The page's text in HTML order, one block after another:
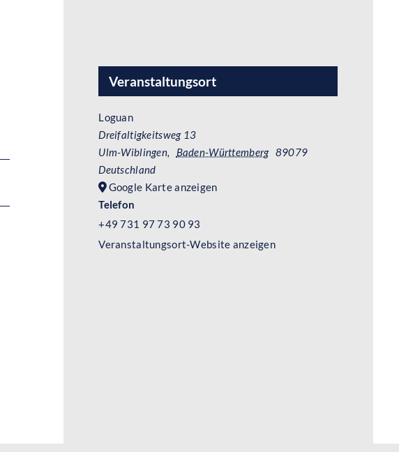
Veranstaltungsort
Loguan
Dreifaltigkeitsweg 13
Ulm-Wiblingen, Baden-Württemberg 89079
Deutschland
Google Karte anzeigen
Telefon
+49 731 97 73 90 93
Veranstaltungsort-Website anzeigen